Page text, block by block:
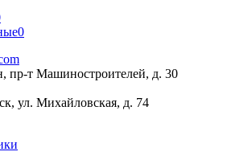
0
пр-т Машиностроителей, д. 30
ул. Михайловская, д. 74